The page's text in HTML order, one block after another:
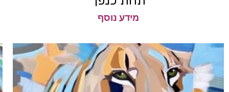
מידע נוסף